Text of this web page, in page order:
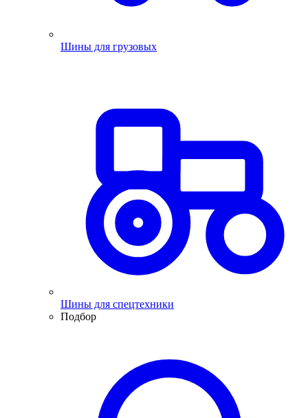
Шины для грузовых
Шины для спецтехники
Подбор